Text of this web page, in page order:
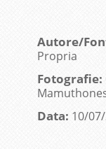
Autore/
Propria
Fotografie:
Data: 10/